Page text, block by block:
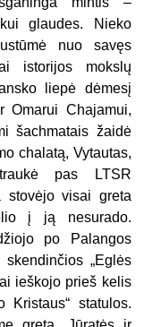
glaudes. Nieko
nuo savęs
istorijos mokslų
liepė dėmesį
Omarui Chajamui,
šachmatais žaidė
chalatą, Vytautas,
pas LTSR
stovėjo visai greta
į ją nesurado.
po Palangos
„Eglės
ieškojo prieš kelis
Kristaus“ statulos.